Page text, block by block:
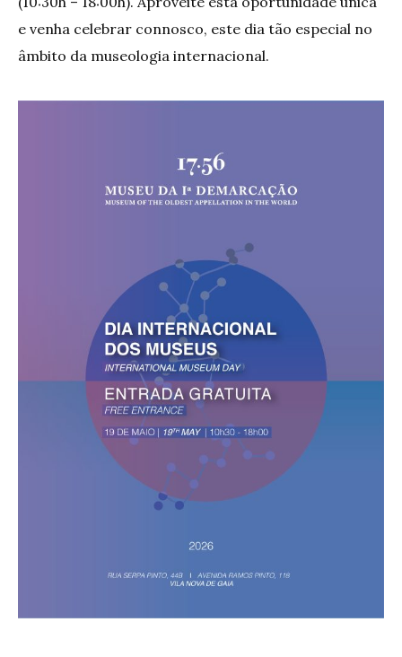
e venha celebrar connosco, este dia tão especial no
âmbito da museologia internacional.